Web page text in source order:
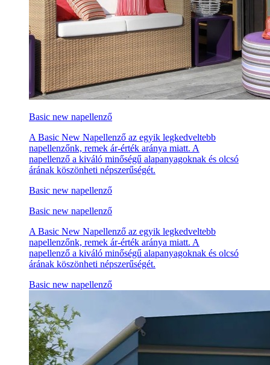
Basic new napellenző
A Basic New Napellenző az egyik legkedveltebb
napellenzőnk, remek ár-érték aránya miatt. A
napellenző a kiváló minőségű alapanyagoknak és olcsó
árának köszönheti népszerűségét.
Basic new napellenző
Basic new napellenző
A Basic New Napellenző az egyik legkedveltebb
napellenzőnk, remek ár-érték aránya miatt. A
napellenző a kiváló minőségű alapanyagoknak és olcsó
árának köszönheti népszerűségét.
Basic new napellenző